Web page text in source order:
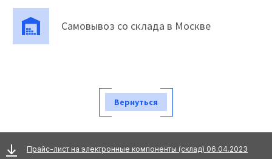
Самовывоз со склада в Москве
Вернуться
Прайс-лист на электронные компоненты (склад) 06.04.2023